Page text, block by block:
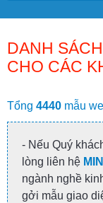
DANH
CHO CÁC
Tổng 4440 mẫu
- Nếu Quý
lòng liên hệ
ngành nghề
gởi mẫu giao